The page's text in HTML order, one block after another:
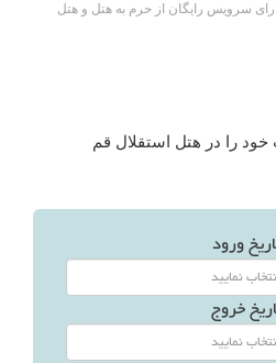
20 دقیقه ،دارای سرویس رایگان از حرم به هتل و هتل
خود را در هتل استقلال قم
ورود
خروج